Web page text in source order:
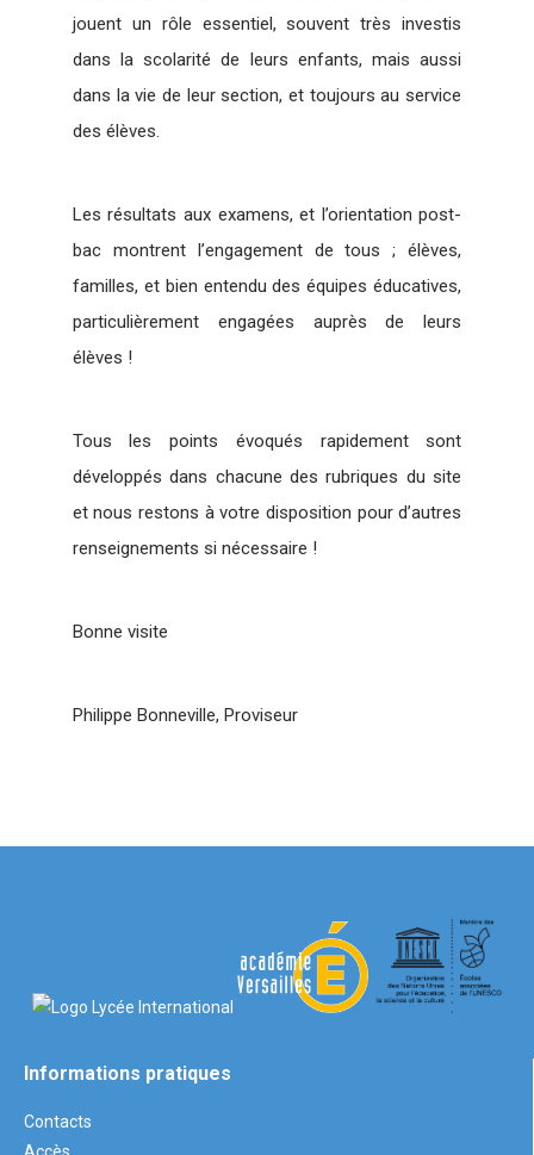
jouent un rôle essentiel, souvent très investis
dans la scolarité de leurs enfants, mais aussi
dans la vie de leur section, et toujours au service
des élèves.
Les résultats aux examens, et l’orientation post-
bac montrent l’engagement de tous ; élèves,
familles, et bien entendu des équipes éducatives,
particulièrement engagées auprès de leurs
élèves !
Tous les points évoqués rapidement sont
développés dans chacune des rubriques du site
et nous restons à votre disposition pour d’autres
renseignements si nécessaire !
Bonne visite
Philippe Bonneville, Proviseur
Informations pratiques
Contacts